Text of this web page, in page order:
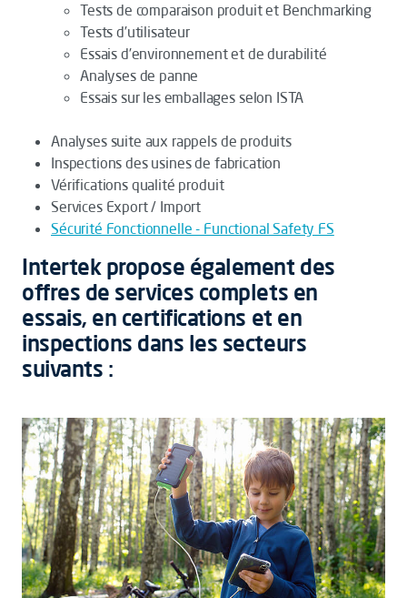
Tests de comparaison produit et Benchmarking
Tests d’utilisateur
Essais d’environnement et de durabilité
Analyses de panne
Essais sur les emballages selon ISTA
Analyses suite aux rappels de produits
Inspections des usines de fabrication
Vérifications qualité produit
Services Export / Import
Sécurité Fonctionnelle - Functional Safety FS
Intertek propose également des
offres de services complets en
essais, en certifications et en
inspections dans les secteurs
suivants :